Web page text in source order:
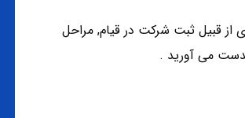
از قبیل ثبت شرکت در قیام, مراحل
می آورید .